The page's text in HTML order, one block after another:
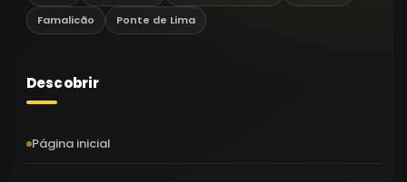
Famalicão
Ponte de Lima
Descobrir
Página inicial